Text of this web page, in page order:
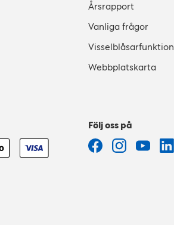
Årsrapport
Vanliga frågor
Visselblåsarfunktion
Webbplatskarta
Följ oss på